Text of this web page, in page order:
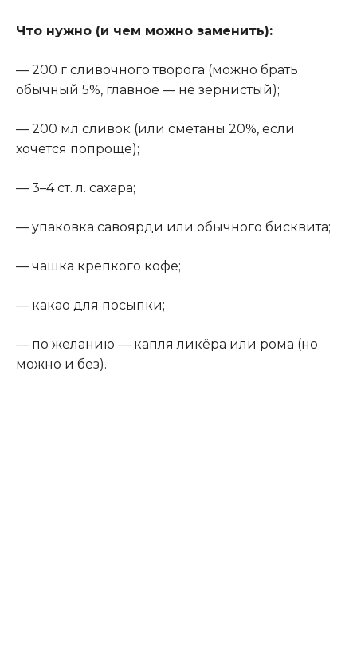
Что нужно (и чем можно заменить):
— 200 г сливочного творога (можно брать
обычный 5%, главное — не зернистый);
— 200 мл сливок (или сметаны 20%, если
хочется попроще);
— 3–4 ст. л. сахара;
— упаковка савоярди или обычного бисквита;
— чашка крепкого кофе;
— какао для посыпки;
— по желанию — капля ликёра или рома (но
можно и без).